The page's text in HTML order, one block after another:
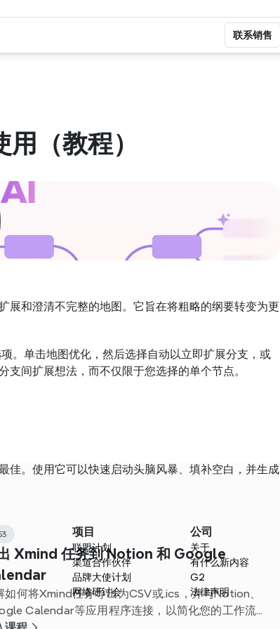
（教程）
展和澄清不完整的地图。它旨在将粗略的纲要转变为更
。单击地图优化，然后选择自动以立即扩展分支，或
间扩展想法，而不仅限于您选择的单个节点。
佳。使用它可以快速启动头脑风暴、填补空白，并生成
Xmind 任务到 Notion 和 Google
如何将Xmind任务导出为CSV或.ics，并与Notion、
Calendar等应用程序连接，以简化您的工作流
项目
联盟计划
渠道合作伙伴
品牌大使计划
网络研讨会
公司
关于
有什么新内容
G2
法律声明
联系销售